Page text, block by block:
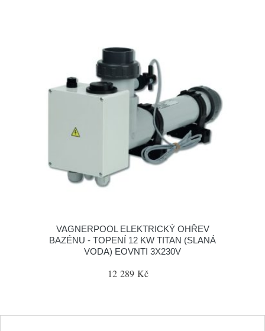
VAGNERPOOL ELEKTRICKÝ OHŘEV
BAZÉNU - TOPENÍ 12 KW TITAN (SLANÁ
VODA) EOVNTI 3X230V
12 289 Kč